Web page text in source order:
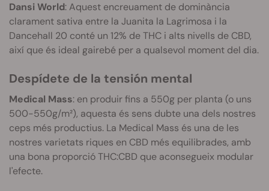
Dansi World: Aquest encreuament de dominància
clarament sativa entre la Juanita la Lagrimosa i la
Dancehall 20 conté un 12% de THC i alts nivells de CBD,
així que és ideal gairebé per a qualsevol moment del dia.
Despídete de la tensión mental
Medical Mass: en produir fins a 550g per planta (o uns
500-550g/m²), aquesta és sens dubte una dels nostres
ceps més productius. La Medical Mass és una de les
nostres varietats riques en CBD més equilibrades, amb
una bona proporció THC:CBD que aconsegueix modular
l'efecte.